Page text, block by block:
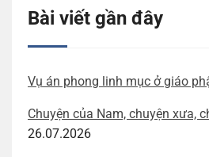
Bài viết gần đây
Vụ án phong linh mục ở giáo
Chuyện của Nam, chuyện xưa,
26.07.2026